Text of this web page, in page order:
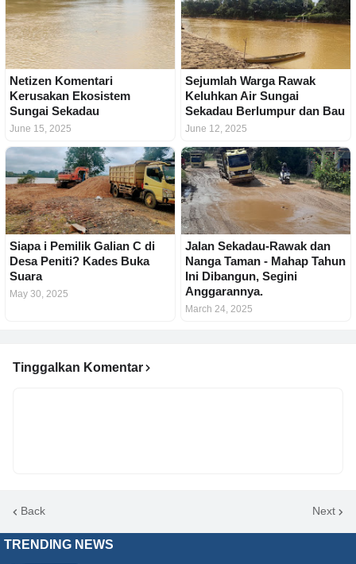
Netizen Komentari
Kerusakan Ekosistem
Sungai Sekadau
June 15, 2025
Sejumlah Warga Rawak
Keluhkan Air Sungai
Sekadau Berlumpur dan Bau
June 12, 2025
Siapa i Pemilik Galian C di
Desa Peniti? Kades Buka
Suara
May 30, 2025
Jalan Sekadau-Rawak dan
Nanga Taman - Mahap Tahun
Ini Dibangun, Segini
Anggarannya.
March 24, 2025
Tinggalkan Komentar
Back Next
TRENDING NEWS